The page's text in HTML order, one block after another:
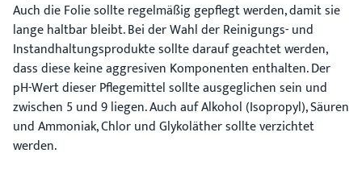
Auch die Folie sollte regelmäßig gepflegt werden, damit sie
lange haltbar bleibt. Bei der Wahl der Reinigungs- und
Instandhaltungsprodukte sollte darauf geachtet werden,
dass diese keine aggresiven Komponenten enthalten. Der
pH-Wert dieser Pflegemittel sollte ausgeglichen sein und
zwischen 5 und 9 liegen. Auch auf Alkohol (Isopropyl), Säuren
und Ammoniak, Chlor und Glykoläther sollte verzichtet
werden.